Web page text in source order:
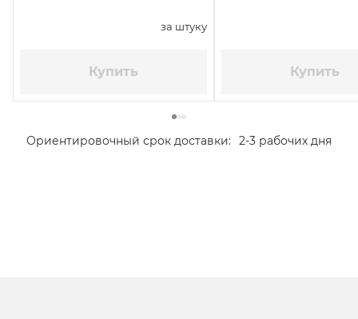
за штуку
Купить Купить
Ориентировочный срок доставки: 2-3 рабочих дня